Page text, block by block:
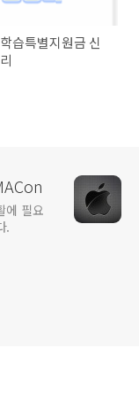
습특별지원금 신
에 필요
.